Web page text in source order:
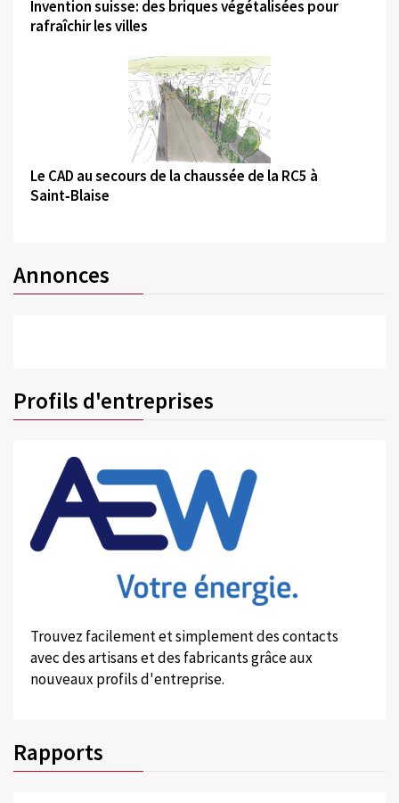
Invention suisse: des briques végétalisées pour
rafraîchir les villes
©
Le CAD au secours de la chaussée de la RC5 à
Saint‑Blaise
Annonces
Profils d'entreprises
Trouvez facilement et simplement des contacts
avec des artisans et des fabricants grâce aux
nouveaux profils d'entreprise.
Rapports